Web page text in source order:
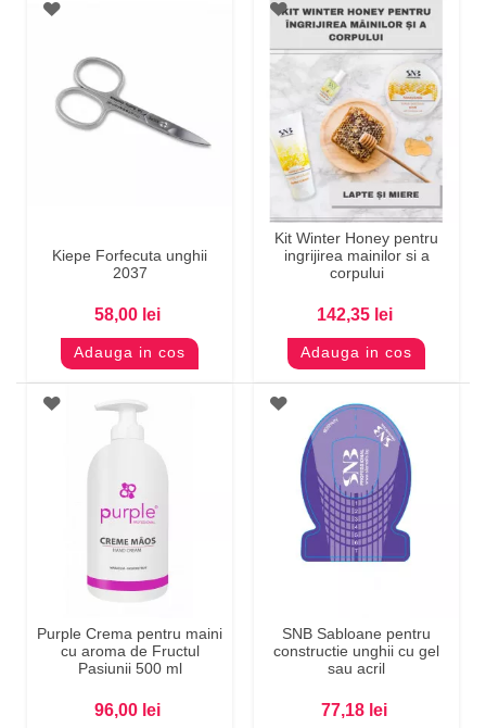
Kiepe Forfecuta unghii
2037
58,00 lei
Adauga in cos
Kit Winter Honey pentru
ingrijirea mainilor si a
corpului
142,35 lei
Adauga in cos
Purple Crema pentru maini
cu aroma de Fructul
Pasiunii 500 ml
96,00 lei
SNB Sabloane pentru
constructie unghii cu gel
sau acril
77,18 lei